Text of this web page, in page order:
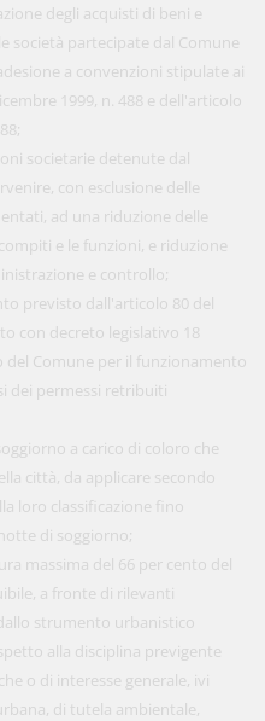
degli acquisti di beni e
società partecipate dal Comune
a convenzioni stipulate ai
1999, n. 488 e dell'articolo
societarie detenute dal
con esclusione delle
ad una riduzione delle
e le funzioni, e riduzione
e controllo;
previsto dall'articolo 80 del
con decreto legislativo 18
del Comune per il funzionamento
dei permessi retribuiti
a carico di coloro che
città, da applicare secondo
loro classificazione fino
di soggiorno;
massima del 66 per cento del
a fronte di rilevanti
strumento urbanistico
alla disciplina previgente
o di interesse generale, ivi
di tutela ambientale,